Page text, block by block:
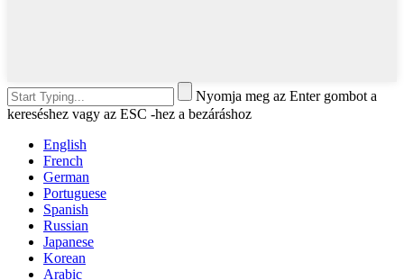
Nyomja meg az Enter gombot a
kereséshez vagy az ESC -hez a bezáráshoz
English
French
German
Portuguese
Spanish
Russian
Japanese
Korean
Arabic